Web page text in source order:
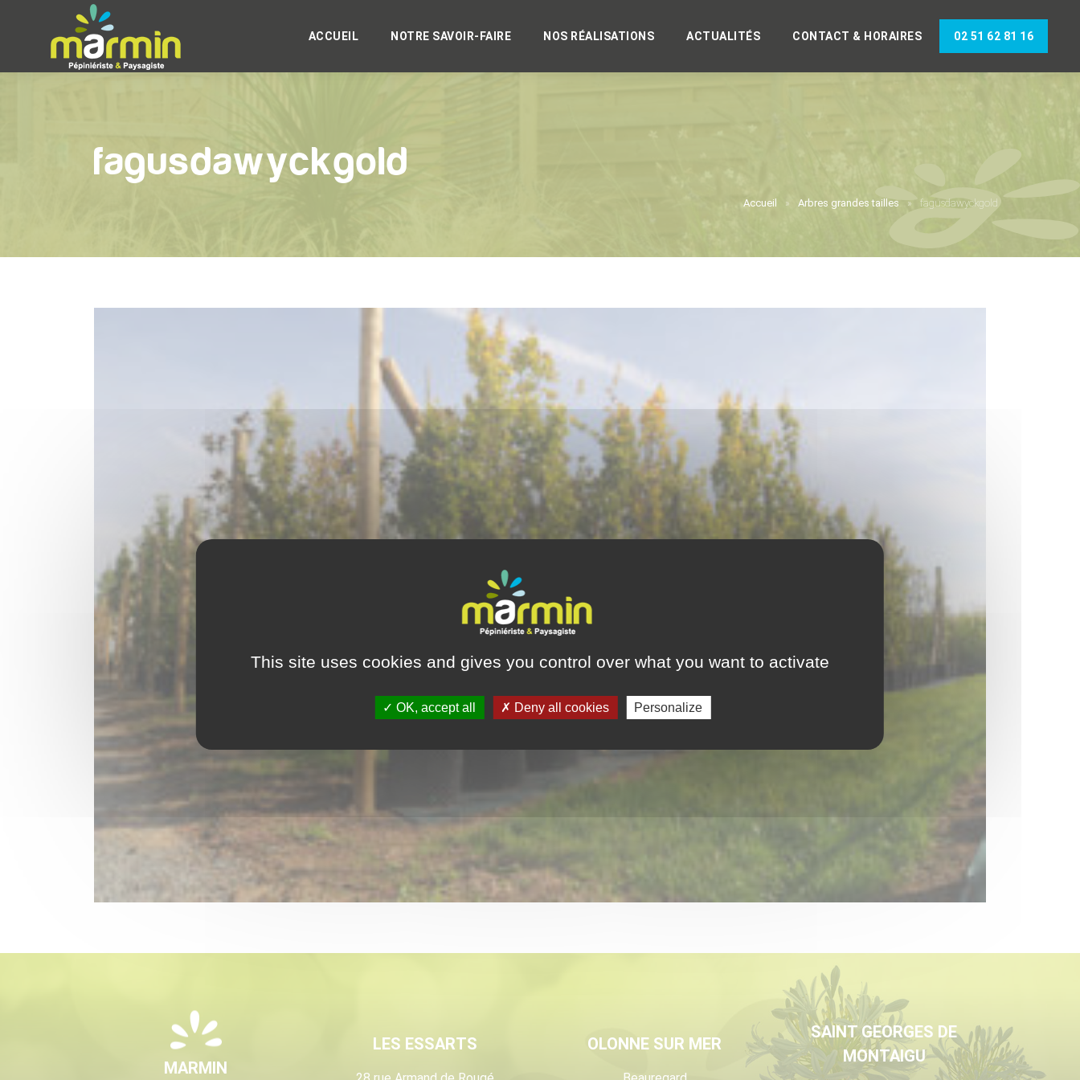
ACCUEIL NOTRE SAVOIR-FAIRE NOS RÉALISATIONS ACTUALITÉS CONTACT & HORAIRES 02 51 62 81 16
fagusdawyckgold
Accueil Arbres grandes tailles fagusdawyckgold
MARMIN
LES ESSARTS OLONNE SUR MER
SAINT GEORGES DE
MONTAIGU
This site uses cookies and gives you control over what you want to activate
OK, accept all Deny all cookies Personalize